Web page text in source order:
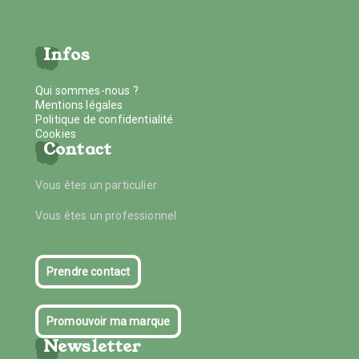
Infos
Qui sommes-nous ?
Mentions légales
Politique de confidentialité
Cookies
Contact
Vous êtes un particulier
Vous êtes un professionnel
Prendre contact
Promouvoir ma marque
Newsletter